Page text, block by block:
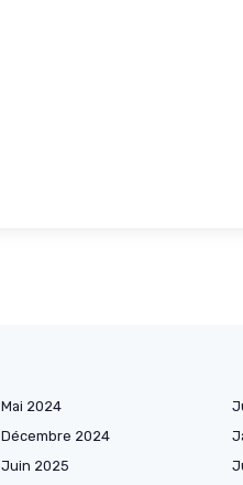
Mai 2024
Décembre 2024
Juin 2025